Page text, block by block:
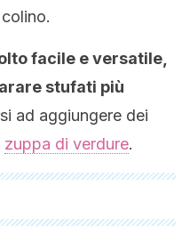
facile e versatile,
stufati più
ad aggiungere dei
zuppa di verdure.
a fondo dal nostro